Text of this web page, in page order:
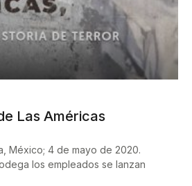
Las Américas
México; 4 de mayo de 2020.
los empleados se lanzan